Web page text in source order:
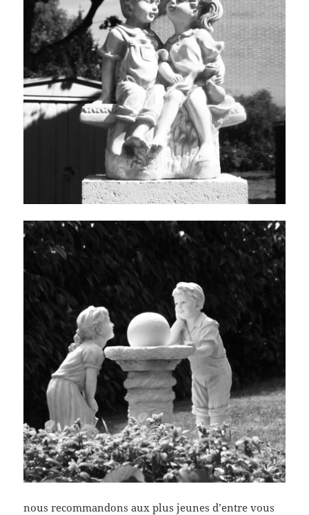
nous recommandons aux plus jeunes d’entre vous